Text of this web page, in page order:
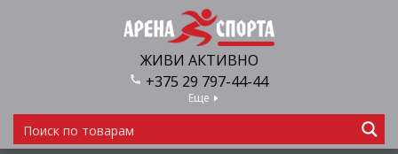
ЖИВИ АКТИВНО
+375 29 797-44-44
Еще